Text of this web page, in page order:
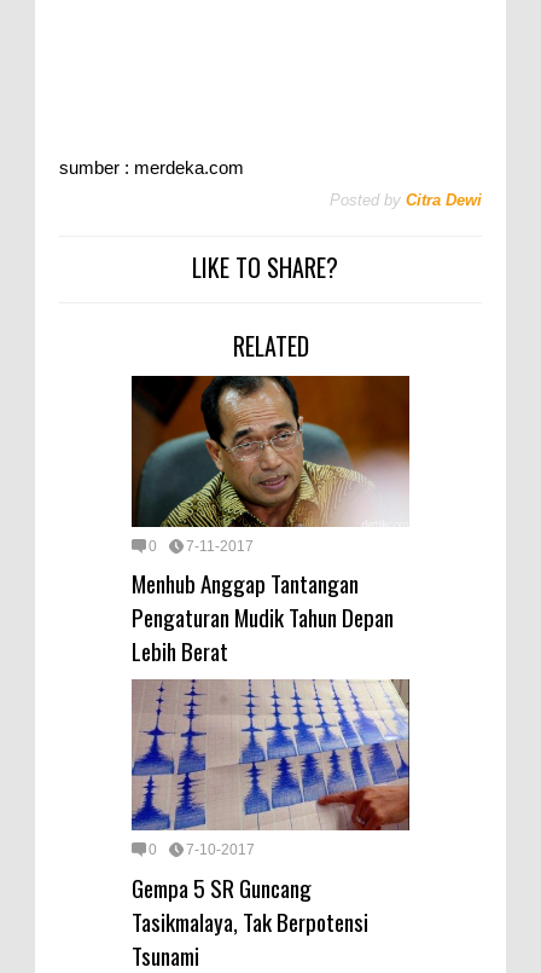
sumber : merdeka.com
Posted by Citra Dewi
LIKE TO SHARE?
RELATED
0 7-11-2017
Menhub Anggap Tantangan
Pengaturan Mudik Tahun Depan
Lebih Berat
0 7-10-2017
Gempa 5 SR Guncang
Tasikmalaya, Tak Berpotensi
Tsunami